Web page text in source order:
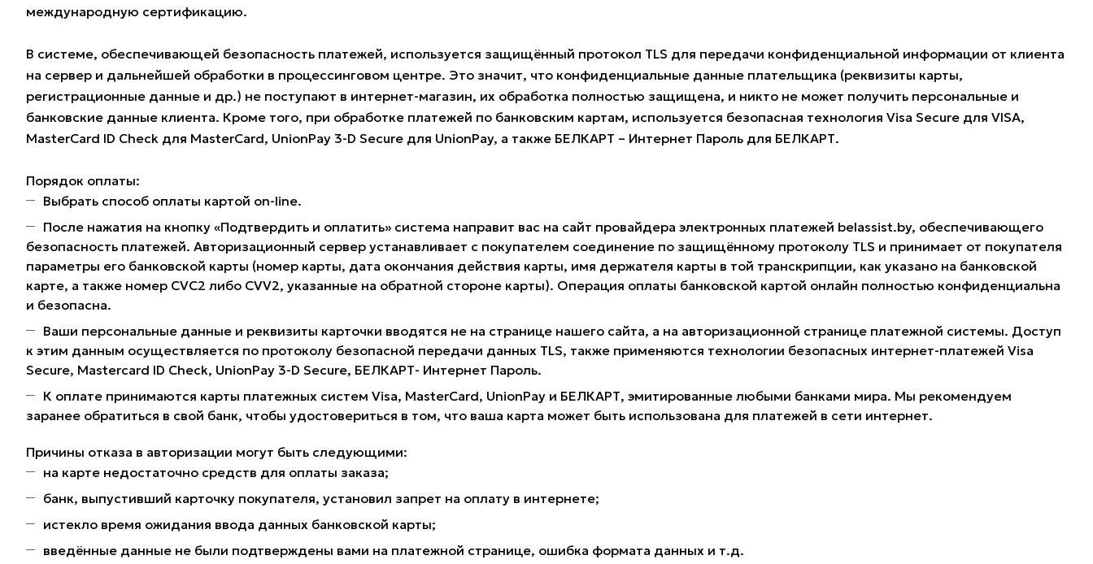
международную сертификацию.
В системе, обеспечивающей безопасность платежей, используется защищённый протокол TLS для передачи конфиденциальной информации от клиента
на сервер и дальнейшей обработки в процессинговом центре. Это значит, что конфиденциальные данные плательщика (реквизиты карты,
регистрационные данные и др.) не поступают в интернет-магазин, их обработка полностью защищена, и никто не может получить персональные и
банковские данные клиента. Кроме того, при обработке платежей по банковским картам, используется безопасная технология Visa Secure для VISA,
MasterCard ID Check для MasterCard, UnionPay 3-D Secure для UnionPay, а также БЕЛКАРТ – Интернет Пароль для БЕЛКАРТ.
Порядок оплаты:
Выбрать способ оплаты картой on-line.
После нажатия на кнопку «Подтвердить и оплатить» система направит вас на сайт провайдера электронных платежей belassist.by, обеспечивающего
безопасность платежей. Авторизационный сервер устанавливает с покупателем соединение по защищённому протоколу TLS и принимает от покупателя
параметры его банковской карты (номер карты, дата окончания действия карты, имя держателя карты в той транскрипции, как указано на банковской
карте, а также номер CVC2 либо CVV2, указанные на обратной стороне карты). Операция оплаты банковской картой онлайн полностью конфиденциальна
и безопасна.
Ваши персональные данные и реквизиты карточки вводятся не на странице нашего сайта, а на авторизационной странице платежной системы. Доступ
к этим данным осуществляется по протоколу безопасной передачи данных TLS, также применяются технологии безопасных интернет-платежей Visa
Secure, Mastercard ID Check, UnionPay 3-D Secure, БЕЛКАРТ- Интернет Пароль.
К оплате принимаются карты платежных систем Visa, MasterCard, UnionPay и БЕЛКАРТ, эмитированные любыми банками мира. Мы рекомендуем
заранее обратиться в свой банк, чтобы удостовериться в том, что ваша карта может быть использована для платежей в сети интернет.
Причины отказа в авторизации могут быть следующими:
на карте недостаточно средств для оплаты заказа;
банк, выпустивший карточку покупателя, установил запрет на оплату в интернете;
истекло время ожидания ввода данных банковской карты;
введённые данные не были подтверждены вами на платежной странице, ошибка формата данных и т.д.